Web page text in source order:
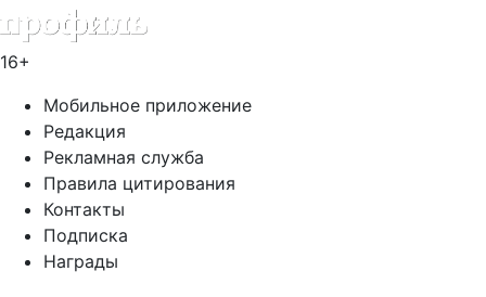
16+
Мобильное приложение
Редакция
Рекламная служба
Правила цитирования
Контакты
Подписка
Награды